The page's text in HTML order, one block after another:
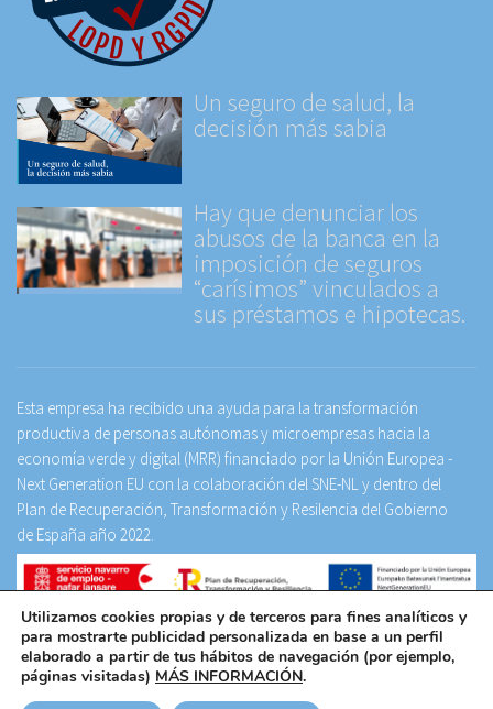
Un seguro de salud, la
decisión más sabia
Hay que denunciar los
abusos de la banca en la
imposición de seguros
“carísimos” vinculados a
sus préstamos e hipotecas.
Esta empresa ha recibido una ayuda para la transformación
productiva de personas autónomas y microempresas hacia la
economía verde y digital (MRR) financiado por la Unión Europea -
Next Generation EU con la colaboración del SNE-NL y dentro del
Plan de Recuperación, Transformación y Resilencia del Gobierno
de España año 2022.
Facebook
LinkedIn
Aviso legal
Política de privacidad Canal de denuncias
Utilizamos cookies propias y de terceros para fines analíticos y
para mostrarte publicidad personalizada en base a un perfil
elaborado a partir de tus hábitos de navegación (por ejemplo,
páginas visitadas) MÁS INFORMACIÓN.